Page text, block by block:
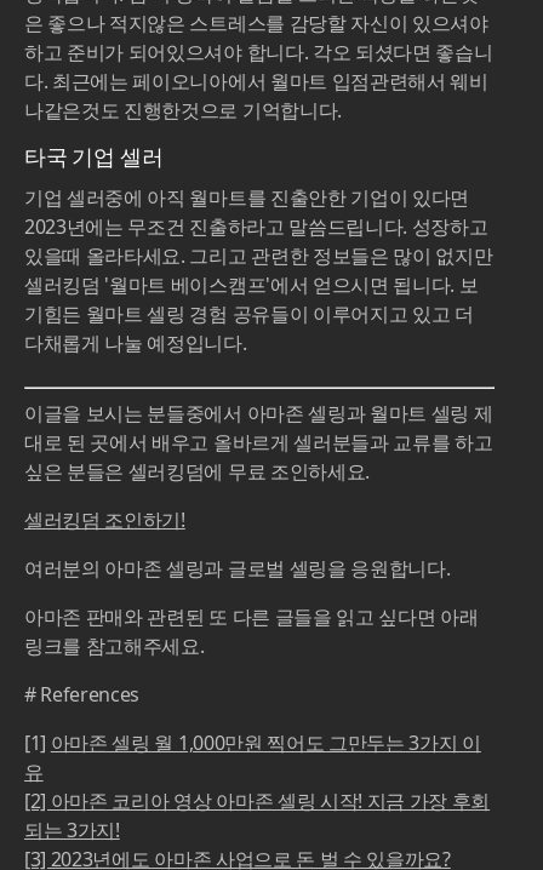
은 좋으나 적지않은 스트레스를 감당할 자신이 있으셔야
하고 준비가 되어있으셔야 합니다. 각오 되셨다면 좋습니
다. 최근에는 페이오니아에서 월마트 입점관련해서 웨비
나같은것도 진행한것으로 기억합니다.
타국 기업 셀러
기업 셀러중에 아직 월마트를 진출안한 기업이 있다면
2023년에는 무조건 진출하라고 말씀드립니다. 성장하고
있을때 올라타세요. 그리고 관련한 정보들은 많이 없지만
셀러킹덤 '월마트 베이스캠프'에서 얻으시면 됩니다. 보
기힘든 월마트 셀링 경험 공유들이 이루어지고 있고 더
다채롭게 나눌 예정입니다.
이글을 보시는 분들중에서 아마존 셀링과 월마트 셀링 제
대로 된 곳에서 배우고 올바르게 셀러분들과 교류를 하고
싶은 분들은 셀러킹덤에 무료 조인하세요.
셀러킹덤 조인하기!
여러분의 아마존 셀링과 글로벌 셀링을 응원합니다.
아마존 판매와 관련된 또 다른 글들을 읽고 싶다면 아래
링크를 참고해주세요.
# References
[1] 아마존 셀링 월 1,000만원 찍어도 그만두는 3가지 이
유
[2] 아마존 코리아 영상 아마존 셀링 시작! 지금 가장 후회
되는 3가지!
[3] 2023년에도 아마존 사업으로 돈 벌 수 있을까요?